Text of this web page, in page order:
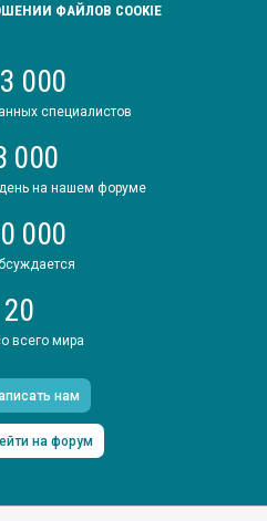
ФАЙЛОВ COOKIE
000
специалистов
000
на нашем форуме
000
20
всего мира
нам
на форум